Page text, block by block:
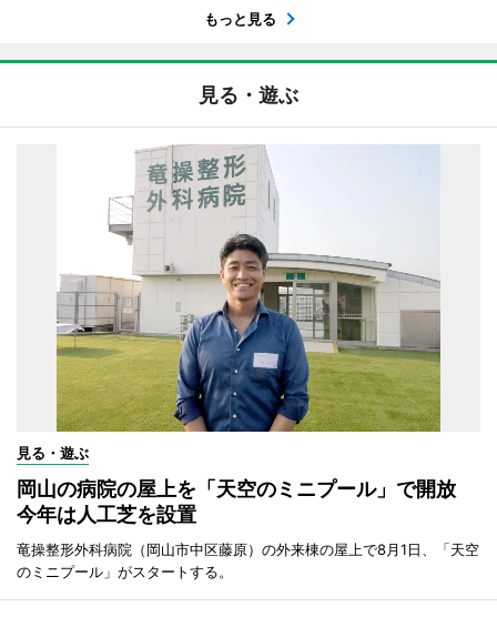
もっと見る
見る・遊ぶ
見る・遊ぶ
岡山の病院の屋上を「天空のミニプール」で開放
今年は人工芝を設置
竜操整形外科病院（岡山市中区藤原）の外来棟の屋上で8月1日、「天空
のミニプール」がスタートする。